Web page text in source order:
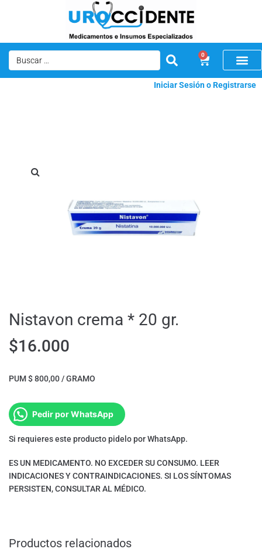
0
Iniciar Sesión o Registrarse
Nistavon crema * 20 gr.
$16.000
PUM $ 800,00 / GRAMO
Pedir por WhatsApp
Si requieres este producto pidelo por WhatsApp.
ES UN MEDICAMENTO. NO EXCEDER SU CONSUMO. LEER
INDICACIONES Y CONTRAINDICACIONES. SI LOS SÍNTOMAS
PERSISTEN, CONSULTAR AL MÉDICO.
Productos relacionados